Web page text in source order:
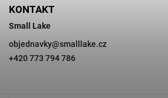
KONTAKT
Small Lake
objednavky@smalllake.cz
+420 773 794 786